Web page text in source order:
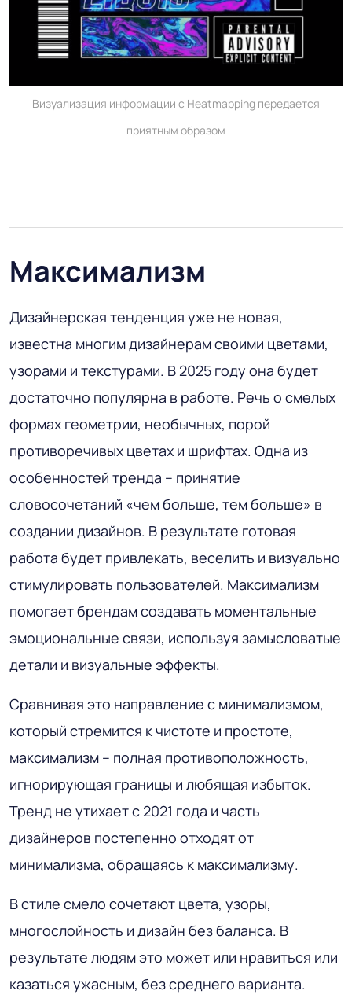
Визуализация информации с Heatmapping передается
приятным образом
Максимализм
Дизайнерская тенденция уже не новая,
известна многим дизайнерам своими цветами,
узорами и текстурами. В 2025 году она будет
достаточно популярна в работе. Речь о смелых
формах геометрии, необычных, порой
противоречивых цветах и шрифтах. Одна из
особенностей тренда – принятие
словосочетаний «чем больше, тем больше» в
создании дизайнов. В результате готовая
работа будет привлекать, веселить и визуально
стимулировать пользователей. Максимализм
помогает брендам создавать моментальные
эмоциональные связи, используя замысловатые
детали и визуальные эффекты.
Сравнивая это направление с минимализмом,
который стремится к чистоте и простоте,
максимализм – полная противоположность,
игнорирующая границы и любящая избыток.
Тренд не утихает с 2021 года и часть
дизайнеров постепенно отходят от
минимализма, обращаясь к максимализму.
В стиле смело сочетают цвета, узоры,
многослойность и дизайн без баланса. В
результате людям это может или нравиться или
казаться ужасным, без среднего варианта.